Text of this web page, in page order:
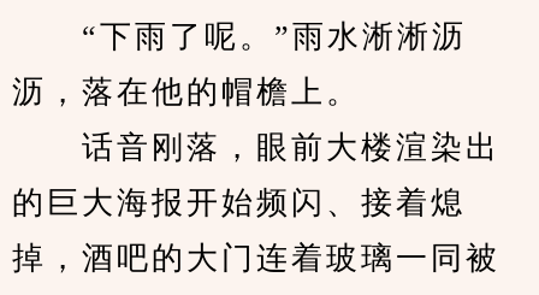
“下雨了呢。”雨水淅淅沥
沥，落在他的帽檐上。
话音刚落，眼前大楼渲染出
的巨大海报开始频闪、接着熄
掉，酒吧的大门连着玻璃一同被